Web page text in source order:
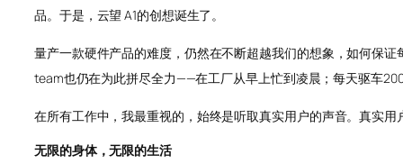
品。于是，云望 A1的创想诞生了。
量产一款硬件产品的难度，仍然在不断超越我们的想象，如何保
team也仍在为此拼尽全力——在工厂从早上忙到凌晨；每天驱车
在所有工作中，我最重视的，始终是听取真实用户的声音。真实
无限的身体，无限的生活